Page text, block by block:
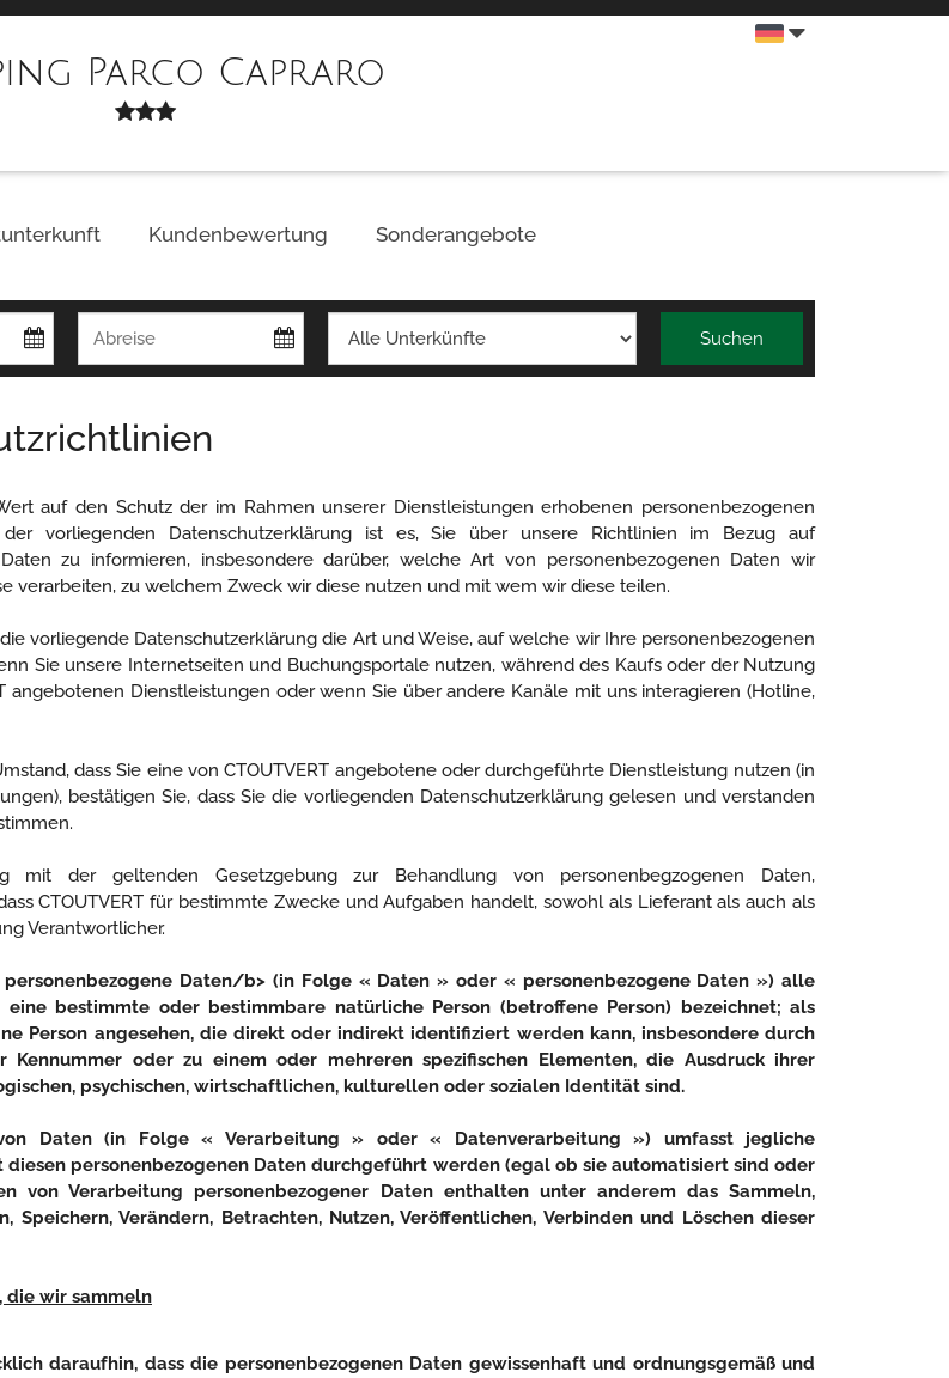
Parco Capraro
Kundenbewertung Sonderangebote
Suchen
auf den Schutz der im Rahmen unserer Dienstleistungen erhobenen personenbezogenen
vorliegenden Datenschutzerklärung ist es, Sie über unsere Richtlinien im Bezug auf
zu informieren, insbesondere darüber, welche Art von personenbezogenen Daten wir
verarbeiten, zu welchem Zweck wir diese nutzen und mit wem wir diese teilen.
vorliegende Datenschutzerklärung die Art und Weise, auf welche wir Ihre personenbezogenen
Sie unsere Internetseiten und Buchungsportale nutzen, während des Kaufs oder der Nutzung
angebotenen Dienstleistungen oder wenn Sie über andere Kanäle mit uns interagieren (Hotline,
dass Sie eine von CTOUTVERT angebotene oder durchgeführte Dienstleistung nutzen (in
bestätigen Sie, dass Sie die vorliegenden Datenschutzerklärung gelesen und verstanden
mit der geltenden Gesetzgebung zur Behandlung von personenbegzogenen Daten,
CTOUTVERT für bestimmte Zwecke und Aufgaben handelt, sowohl als Lieferant als auch als
Verantwortlicher.
personenbezogene Daten/b> (in Folge « Daten » oder « personenbezogene Daten ») alle
eine bestimmte oder bestimmbare natürliche Person (betroffene Person) bezeichnet; als
Person angesehen, die direkt oder indirekt identifiziert werden kann, insbesondere durch
Kennummer oder zu einem oder mehreren spezifischen Elementen, die Ausdruck ihrer
psychischen, wirtschaftlichen, kulturellen oder sozialen Identität sind.
Daten(in Folge « Verarbeitung » oder « Datenverarbeitung ») umfasst jegliche
diesen personenbezogenen Daten durchgeführt werden (egal ob sie automatisiert sind oder
von Verarbeitung personenbezogener Daten enthalten unter anderem das Sammeln,
Speichern, Verändern, Betrachten, Nutzen, Veröffentlichen, Verbinden und Löschen dieser
die wir sammeln
daraufhin, dass die personenbezogenen Daten gewissenhaft und ordnungsgemäß und